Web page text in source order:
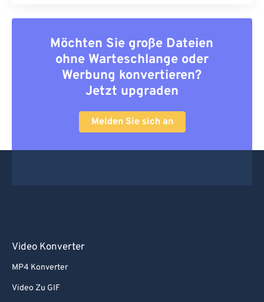
Möchten Sie große Dateien
ohne Warteschlange oder
Werbung konvertieren?
Jetzt upgraden
Melden Sie sich an
Video Konverter
MP4 Konverter
Video Zu GIF